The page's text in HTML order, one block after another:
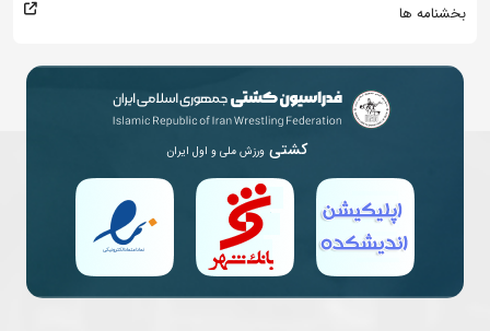
بخشنامه ها
کشتی ورزش ملی و اول ایران